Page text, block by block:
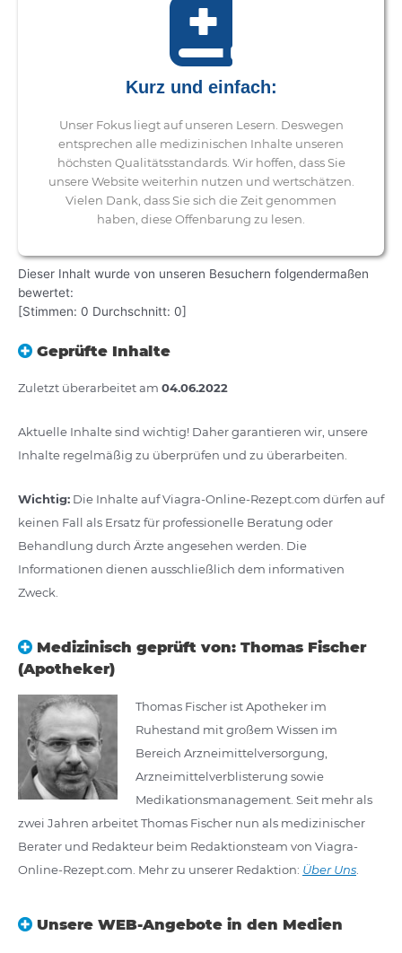
Kurz und einfach:
Unser Fokus liegt auf unseren Lesern. Deswegen
entsprechen alle medizinischen Inhalte unseren
höchsten Qualitätsstandards. Wir hoffen, dass Sie
unsere Website weiterhin nutzen und wertschätzen.
Vielen Dank, dass Sie sich die Zeit genommen
haben, diese Offenbarung zu lesen.
Dieser Inhalt wurde von unseren Besuchern folgendermaßen
bewertet:
[Stimmen: 0 Durchschnitt: 0]
Geprüfte Inhalte
Zuletzt überarbeitet am 04.06.2022
Aktuelle Inhalte sind wichtig! Daher garantieren wir, unsere
Inhalte regelmäßig zu überprüfen und zu überarbeiten.
Wichtig: Die Inhalte auf Viagra-Online-Rezept.com dürfen auf
keinen Fall als Ersatz für professionelle Beratung oder
Behandlung durch Ärzte angesehen werden. Die
Informationen dienen ausschließlich dem informativen
Zweck.
Medizinisch geprüft von: Thomas Fischer
(Apotheker)
Thomas Fischer ist Apotheker im
Ruhestand mit großem Wissen im
Bereich Arzneimittelversorgung,
Arzneimittelverblisterung sowie
Medikationsmanagement. Seit mehr als
zwei Jahren arbeitet Thomas Fischer nun als medizinischer
Berater und Redakteur beim Redaktionsteam von Viagra-
Online-Rezept.com. Mehr zu unserer Redaktion: Über Uns
Unsere WEB-Angebote in den Medien